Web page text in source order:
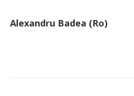
Alexandru Badea (Ro)